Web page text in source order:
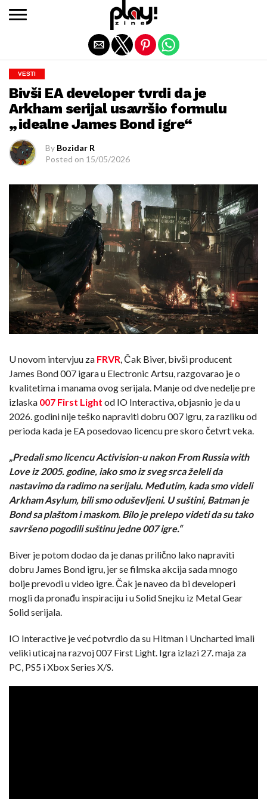
VESTI
Bivši EA developer tvrdi da je
Arkham serijal usavršio formulu
„idealne James Bond igre“
By Bozidar R
Posted on 15/05/2026
U novom intervjuu za FRVR , Čak Biver, bivši producent
James Bond 007 igara u Electronic Artsu, razgovarao je o
kvalitetima i manama ovog serijala. Manje od dve nedelje pre
izlaska 007 First Light od IO Interactiva, objasnio je da u
2026. godini nije teško napraviti dobru 007 igru, za razliku od
perioda kada je EA posedovao licencu pre skoro četvrt veka.
„Predali smo licencu Activision-u nakon From Russia with
Love iz 2005. godine, iako smo iz sveg srca želeli da
nastavimo da radimo na serijalu. Međutim, kada smo videli
Arkham Asylum, bili smo oduševljeni. U suštini, Batman je
Bond sa plaštom i maskom. Bilo je prelepo videti da su tako
savršeno pogodili suštinu jedne 007 igre.“
Biver je potom dodao da je danas prilično lako napraviti
dobru James Bond igru, jer se filmska akcija sada mnogo
bolje prevodi u video igre. Čak je naveo da bi developeri
mogli da pronađu inspiraciju i u Solid Snejku iz Metal Gear
Solid serijala.
IO Interactive je već potvrdio da su Hitman i Uncharted imali
veliki uticaj na razvoj 007 First Light. Igra izlazi 27. maja za
PC, PS5 i Xbox Series X/S.
Exit mobile version